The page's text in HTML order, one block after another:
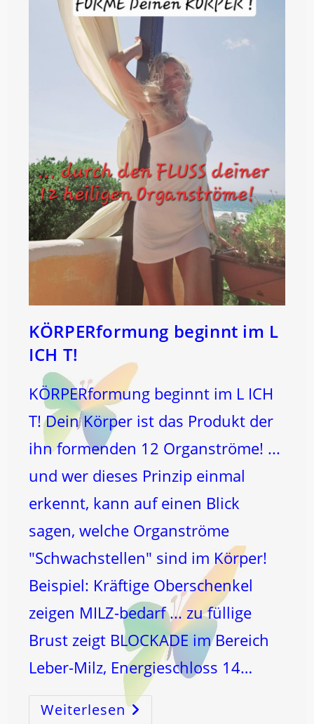
KÖRPERformung beginnt im L
ICH T!
KÖRPERformung beginnt im L ICH
T! Dein Körper ist das Produkt der
ihn formenden 12 Organströme! ...
und wer dieses Prinzip einmal
erkennt, kann auf einen Blick
sagen, welche Organströme
"Schwachstellen" sind im Körper!
Beispiel: Kräftige Oberschenkel
zeigen MILZ-bedarf ... zu füllige
Brust zeigt BLOCKADE im Bereich
Leber-Milz, Energieschloss 14…
WeiterlesenKÖRPERformung
Beginnt